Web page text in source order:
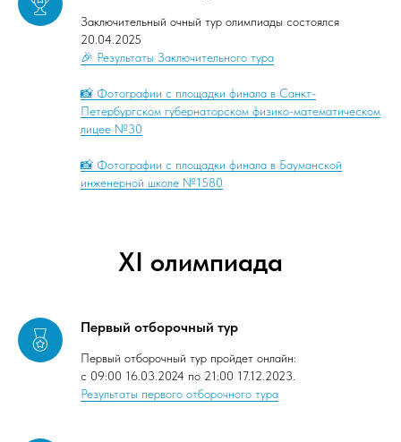
Заключительный очный тур олимпиады состоялся
20.04.2025
🎉 Результаты Заключительного тура
📸 Фотографии с площадки финала в Санкт-
Петербургском губернаторском физико-математическом
лицее №30
📸 Фотографии с площадки финала в Бауманской
инженерной школе №1580
XI олимпиада
Первый отборочный тур
Первый отборочный тур пройдет онлайн:
с 09:00 16.03.2024 по 21:00 17.12.2023.
Результаты первого отборочного тура